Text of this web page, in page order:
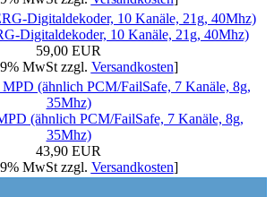
Digitaldekoder, 10 Kanäle, 21g, 40Mhz)
59,00 EUR
MwSt zzgl. Versandkosten]
(ähnlich PCM/FailSafe, 7 Kanäle, 8g,
35Mhz)
43,90 EUR
MwSt zzgl. Versandkosten]